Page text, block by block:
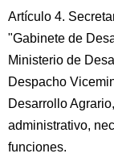
Artículo 4.
"Gabinete de
Ministerio de
Despacho
Desarrollo
administrativo,
funciones.